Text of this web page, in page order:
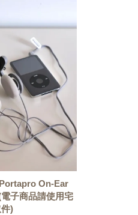
On-Ear
子商品請使用宅
)